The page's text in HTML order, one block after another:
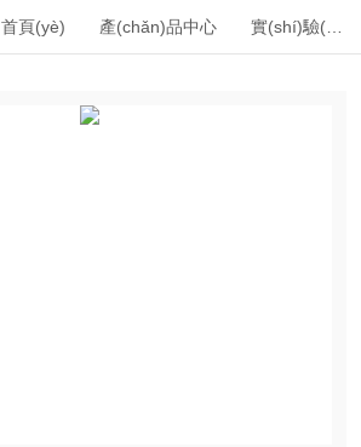
首頁(yè) 產(chǎn)品中心 實(shí)驗(yàn)室常用基礎(chǔ)設(shè)備